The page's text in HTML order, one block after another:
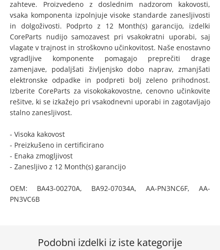
zahteve. Proizvedeno z doslednim nadzorom kakovosti,
vsaka komponenta izpolnjuje visoke standarde zanesljivosti
in dolgoživosti. Podprto z 12 Month(s) garancijo, izdelki
CoreParts nudijo samozavest pri vsakokratni uporabi, saj
vlagate v trajnost in stroškovno učinkovitost. Naše enostavno
vgradljive komponente pomagajo preprečiti drage
zamenjave, podaljšati življenjsko dobo naprav, zmanjšati
elektronske odpadke in podpreti bolj zeleno prihodnost.
Izberite CoreParts za visokokakovostne, cenovno učinkovite
rešitve, ki se izkažejo pri vsakodnevni uporabi in zagotavljajo
stalno zanesljivost.
- Visoka kakovost
- Preizkušeno in certificirano
- Enaka zmogljivost
- Zanesljivo z 12 Month(s) garancijo
OEM: BA43-00270A, BA92-07034A, AA-PN3NC6F, AA-
PN3VC6B
Podobni izdelki iz iste kategorije